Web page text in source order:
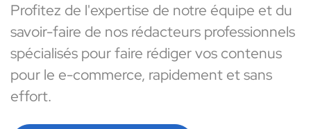
Profitez de l'expertise de notre équipe et du
savoir-faire de nos rédacteurs professionnels
spécialisés pour faire rédiger vos contenus
pour le e-commerce, rapidement et sans
effort.